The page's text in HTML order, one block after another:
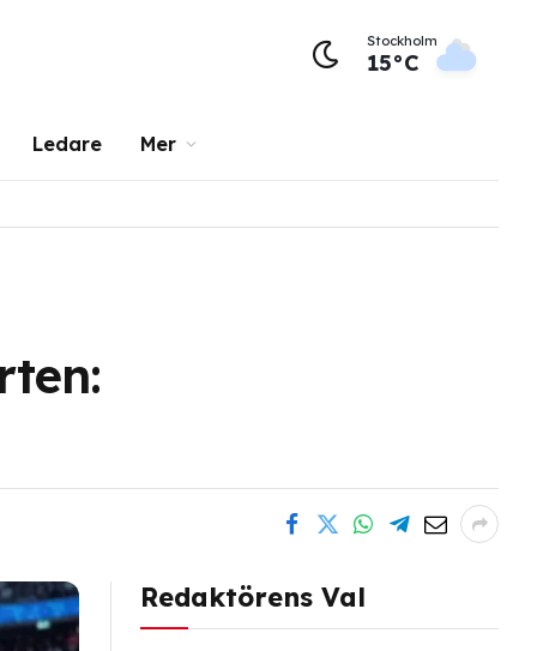
Stockholm
15°C
Ledare Mer
Redaktörens Val